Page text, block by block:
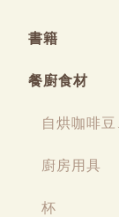
書籍
餐廚食材
自烘咖啡
廚房用具
杯